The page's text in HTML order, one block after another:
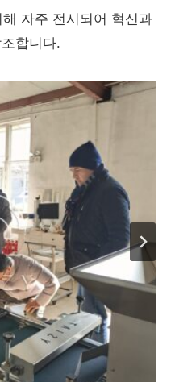
자주 전시되어 혁신과
합니다.